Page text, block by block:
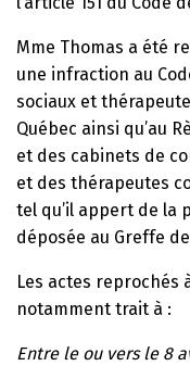
Mme Thomas a été
une infraction au
sociaux et
Québec ainsi qu’au
et des cabinets de
et des thérapeutes
tel qu’il appert de la
déposée au Greffe
Les actes reprochés
notamment trait à :
Entre le ou vers le 8